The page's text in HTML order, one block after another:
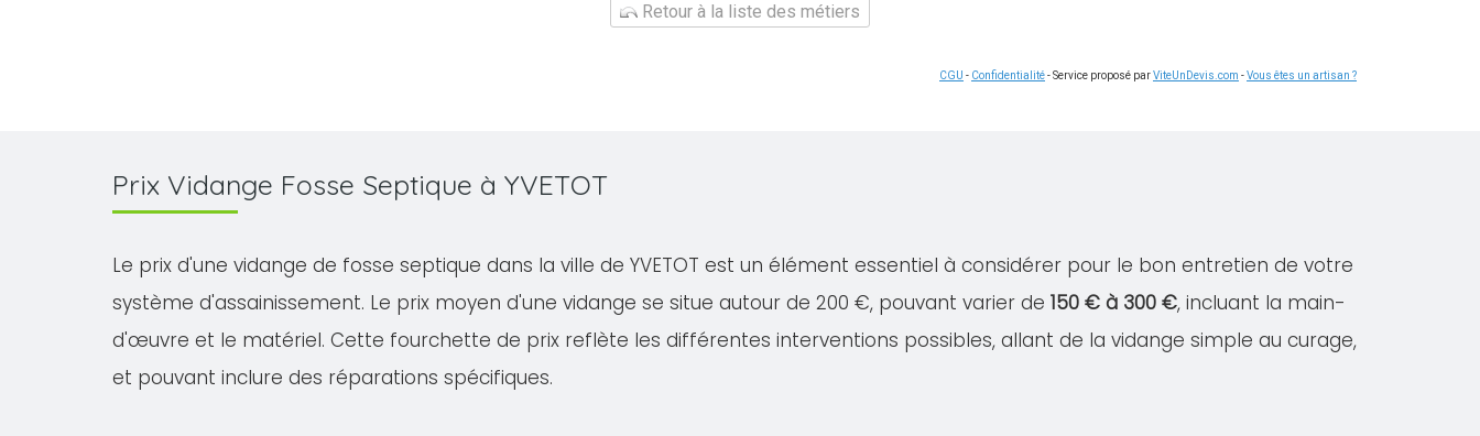
Retour à la liste des métiers
CGU - Confidentialité- Service proposé parViteUnDevis.com -Vous êtes un artisan ?
Prix Vidange Fosse Septique à YVETOT
Le prix d'une vidange de fosse septique dans la ville de YVETOT est un élément essentiel à considérer pour le bon entretien de votre
système d'assainissement. Le prix moyen d'une vidange se situe autour de 200 €, pouvant varier de 150 € à 300 €, incluant la main-
d'œuvre et le matériel. Cette fourchette de prix reflète les différentes interventions possibles, allant de la vidange simple au curage,
et pouvant inclure des réparations spécifiques.